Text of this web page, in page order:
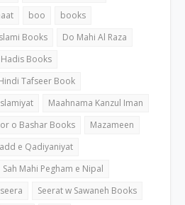
boo
books
Books
Do Mahi Al Raza
Hadis Books
Tafseer Book
Maahnama Kanzul Iman
o Bashar Books
Mazameen
e Qadiyaniyat
Sah Mahi Pegham e Nipal
seera
Seerat w Sawaneh Books